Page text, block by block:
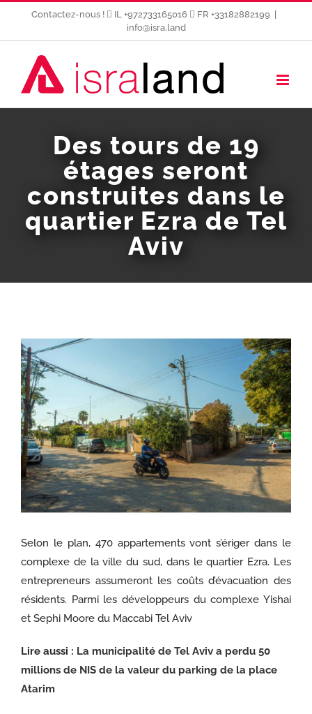
Contactez-nous ! IL +972733165016 FR +33182882199
info@isra.land
Des tours de 19
étages seront
construites dans le
quartier Ezra de Tel
Aviv
Voir
l'image
agrandie
Selon le plan, 470 appartements vont s’ériger dans le
complexe de la ville du sud, dans le quartier Ezra. Les
entrepreneurs assumeront les coûts d’évacuation des
résidents. Parmi les développeurs du complexe Yishai
et Sephi Moore du Maccabi Tel Aviv
Lire aussi : La municipalité de Tel Aviv a perdu 50
millions de NIS de la valeur du parking de la place
Atarim